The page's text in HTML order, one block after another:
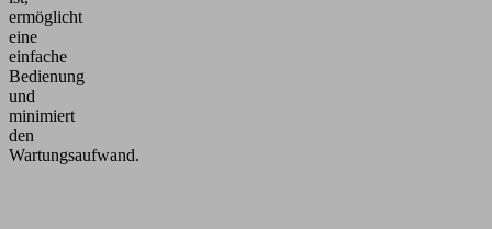
ermöglicht
eine
einfache
Bedienung
und
minimiert
den
Wartungsaufwand.